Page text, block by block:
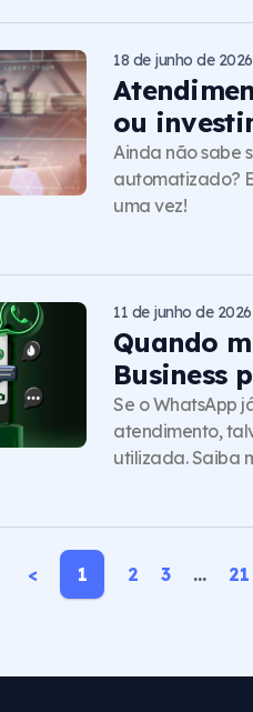
ou
18 de junho de 2026
Ainda não sabe
automatizado?
uma vez!
Quando
Business
11 de junho de 2026
Se o WhatsApp
atendimento,
utilizada. Saiba
< 1 2 3 … 21